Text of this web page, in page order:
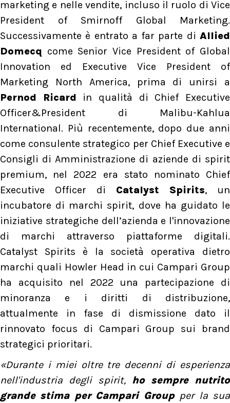
marketing e nelle vendite, incluso il ruolo di Vice
President of Smirnoff Global Marketing.
Successivamente è entrato a far parte di Allied
Domecq come Senior Vice President of Global
Innovation ed Executive Vice President of
Marketing North America, prima di unirsi a
Pernod Ricard in qualità di Chief Executive
Officer&President di Malibu-Kahlua
International. Più recentemente, dopo due anni
come consulente strategico per Chief Executive e
Consigli di Amministrazione di aziende di spirit
premium, nel 2022 era stato nominato Chief
Executive Officer di Catalyst Spirits, un
incubatore di marchi spirit, dove ha guidato le
iniziative strategiche dell’azienda e l'innovazione
di marchi attraverso piattaforme digitali.
Catalyst Spirits è la società operativa dietro
marchi quali Howler Head in cui Campari Group
ha acquisito nel 2022 una partecipazione di
minoranza e i diritti di distribuzione,
attualmente in fase di dismissione dato il
rinnovato focus di Campari Group sui brand
strategici prioritari.
«Durante i miei oltre tre decenni di esperienza
nell'industria degli spirit, ho sempre nutrito
grande stima per Campari Groupper la sua